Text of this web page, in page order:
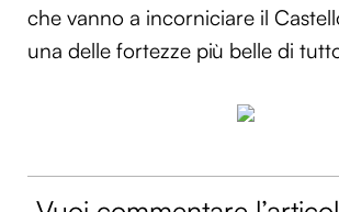
che vanno a incorniciare il
una delle fortezze più belle di